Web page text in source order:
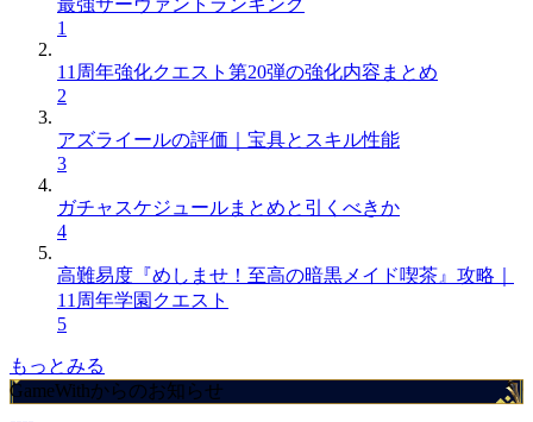
1
11周年強化クエスト第20弾の強化内容まとめ
2
アズライールの評価｜宝具とスキル性能
3
ガチャスケジュールまとめと引くべきか
4
高難易度『めしませ！至高の暗黒メイド喫茶』攻略｜
11周年学園クエスト
5
もっとみる
GameWithからのお知らせ